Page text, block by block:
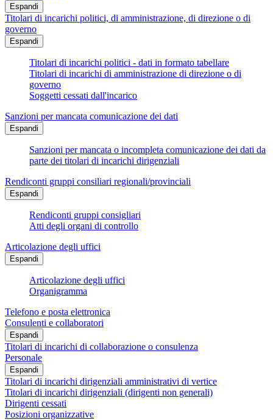
Espandi
Titolari di incarichi politici, di amministrazione, di direzione o di
governo
Espandi
Titolari di incarichi politici - dati in formato tabellare
Titolari di incarichi di amministrazione di direzione o di
governo
Soggetti cessati dall'incarico
Sanzioni per mancata comunicazione dei dati
Espandi
Sanzioni per mancata o incompleta comunicazione dei dati da
parte dei titolari di incarichi dirigenziali
Rendiconti gruppi consiliari regionali/provinciali
Espandi
Rendiconti gruppi consigliari
Atti degli organi di controllo
Articolazione degli uffici
Espandi
Articolazione degli uffici
Organigramma
Telefono e posta elettronica
Consulenti e collaboratori
Espandi
Titolari di incarichi di collaborazione o consulenza
Personale
Espandi
Titolari di incarichi dirigenziali amministrativi di vertice
Titolari di incarichi dirigenziali (dirigenti non generali)
Dirigenti cessati
Posizioni organizzative